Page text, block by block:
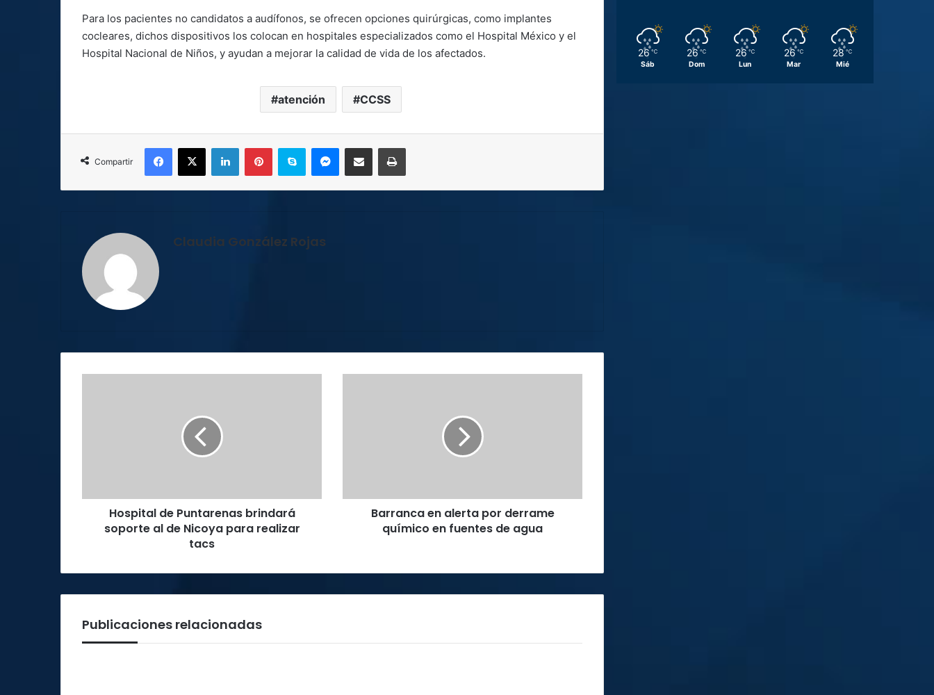
Para los pacientes no candidatos a audífonos, se ofrecen opciones quirúrgicas, como implantes
cocleares, dichos dispositivos los colocan en hospitales especializados como el Hospital México y el
Hospital Nacional de Niños, y ayudan a mejorar la calidad de vida de los afectados.
atención CCSS
Compartir
Facebook
X LinkedInPinterestSkype MessengerCompartir por correo electrónicoImprimir
Claudia González Rojas
para
realizarHospital de Puntarenas brindará
soporte al de Nicoya para realizar
tacs
de
Barranca en alerta por derrame
químico en fuentes de agua
Publicaciones relacionadas
26 ℃
Sáb
26 ℃
Dom
26 ℃
Lun
26 ℃
Mar
28 ℃
Mié